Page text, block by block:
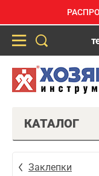
КАТАЛОГ
Заклепки